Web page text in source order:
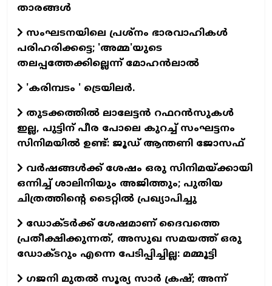
താരങ്ങള്‍
സംഘടനയിലെ പ്രശ്നം ഭാരവാഹികൾ
പരിഹരിക്കട്ടെ; 'അമ്മ'യുടെ
തലപ്പത്തേക്കില്ലെന്ന് മോഹൻലാൽ
'കരിമ്പടം ' ട്രെയിലര്‍.
തുടക്കത്തില്‍ ലാലേട്ടന്‍ റഫറന്‍സുകള്‍
ഇല്ല, പുട്ടിന് പീര പോലെ കുറച്ച് സംഘട്ടനം
സിനിമയില്‍ ഉണ്ട്: ജൂഡ് ആന്തണി ജോസഫ്
വര്‍ഷങ്ങള്‍ക്ക് ശേഷം ഒരു സിനിമയ്ക്കായി
ഒന്നിച്ച് ശാലിനിയും അജിത്തും; പുതിയ
ചിത്രത്തിന്റെ ടൈറ്റില്‍ പ്രഖ്യാപിച്ചു
ഡോക്ടര്‍ക്ക് ശേഷമാണ് ദൈവത്തെ
പ്രതീക്ഷിക്കുന്നത്, അസുഖ സമയത്ത് ഒരു
ഡോക്ടറും എന്നെ പേടിപ്പിച്ചില്ല: മമ്മൂട്ടി
ഗജനി മുതല്‍ സൂര്യ സാര്‍ ക്രഷ്; അന്ന്